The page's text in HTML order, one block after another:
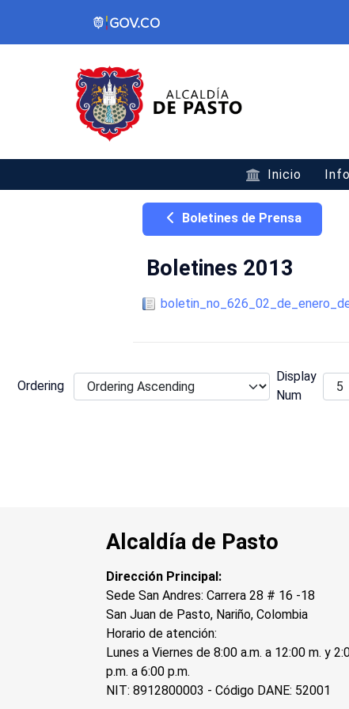
Inicio
Boletines de Prensa
Boletines 2013
Ordering
Display
Num
Alcaldía de Pasto
Dirección Principal:
Sede San Andres: Carrera 28 # 16 -18
San Juan de Pasto, Nariño, Colombia
Horario de atención:
Lunes a Viernes de 8:00 a.m. a 12:00 m. y
p.m. a 6:00 p.m.
NIT: 8912800003 - Código DANE: 52001